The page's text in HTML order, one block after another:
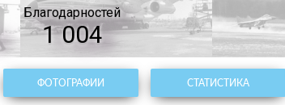
Благодарностей
1 004
ФОТОГРАФИИ СТАТИСТИКА